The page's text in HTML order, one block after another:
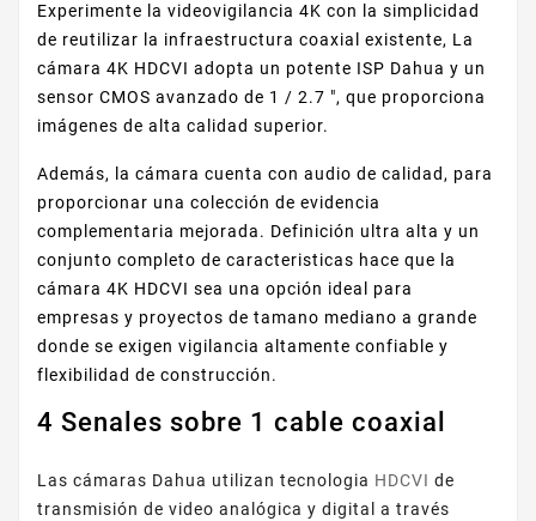
Experimente la videovigilancia 4K con la simplicidad
de reutilizar la infraestructura coaxial existente, La
cámara 4K HDCVI adopta un potente ISP Dahua y un
sensor CMOS avanzado de 1 / 2.7 ", que proporciona
imágenes de alta calidad superior.
Además, la cámara cuenta con audio de calidad, para
proporcionar una colección de evidencia
complementaria mejorada. Definición ultra alta y un
conjunto completo de caracteristicas hace que la
cámara 4K HDCVI sea una opción ideal para
empresas y proyectos de tamano mediano a grande
donde se exigen vigilancia altamente confiable y
flexibilidad de construcción.
4 Senales sobre 1 cable coaxial
Las cámaras Dahua utilizan tecnologia HDCVI de
transmisión de video analógica y digital a través